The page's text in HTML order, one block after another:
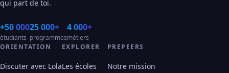
qui part de toi.
+50 000
étudiants
25 000+
programmes
4 000+
métiers
ORIENTATION
Discuter avec Lola
EXPLORER
Les écoles
PREPEERS
Notre mission